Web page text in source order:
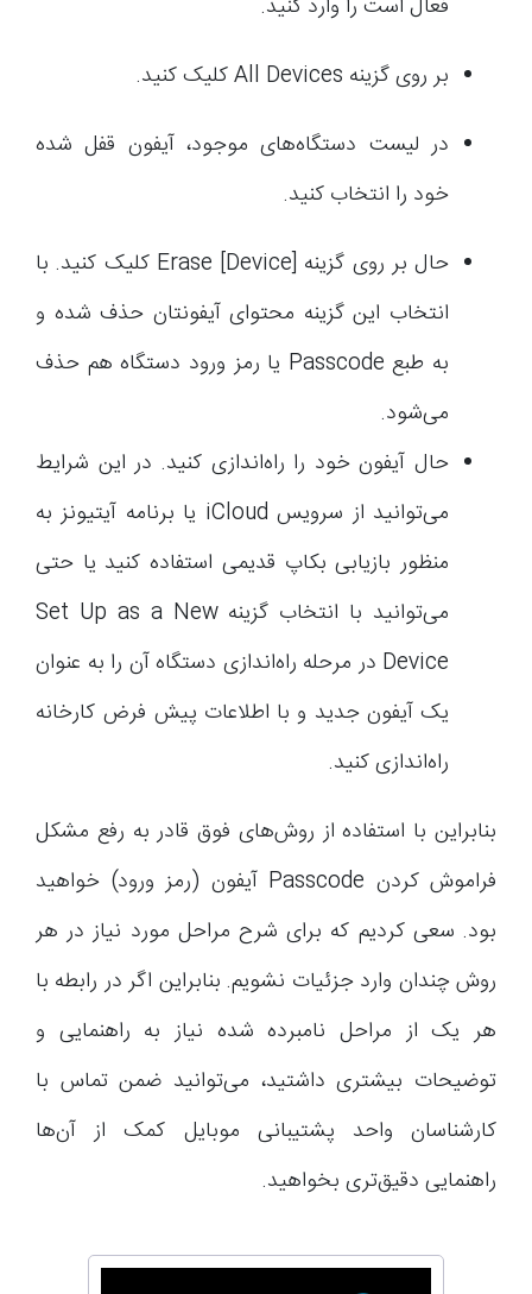
فعال است را وارد کنید.
بر روی گزینه All Devices کلیک کنید.
در لیست دستگاه‌های موجود، آیفون قفل شده
خود را انتخاب کنید.
حال بر روی گزینه Erase [Device] کلیک کنید. با
انتخاب این گزینه محتوای آیفونتان حذف شده و
به طبع Passcode یا رمز ورود دستگاه هم حذف
می‌شود.
حال آیفون خود را راه‌اندازی کنید. در این شرایط
می‌توانید از سرویس iCloud یا برنامه آیتیونز به
منظور بازیابی بکاپ قدیمی استفاده کنید یا حتی
می‌توانید با انتخاب گزینه Set Up as a New
Device در مرحله راه‌اندازی دستگاه آن را به عنوان
یک آیفون جدید و با اطلاعات پیش فرض کارخانه
راه‌اندازی کنید.
بنابراین با استفاده از روش‌های فوق قادر به رفع مشکل
فراموش کردن Passcode آیفون (رمز ورود) خواهید
بود. سعی کردیم که برای شرح مراحل مورد نیاز در هر
روش چندان وارد جزئیات نشویم. بنابراین اگر در رابطه با
هر یک از مراحل نامبرده شده نیاز به راهنمایی و
توضیحات بیشتری داشتید، می‌توانید ضمن تماس با
کارشناسان واحد پشتیبانی موبایل کمک از آن‌ها
راهنمایی دقیق‌تری بخواهید.